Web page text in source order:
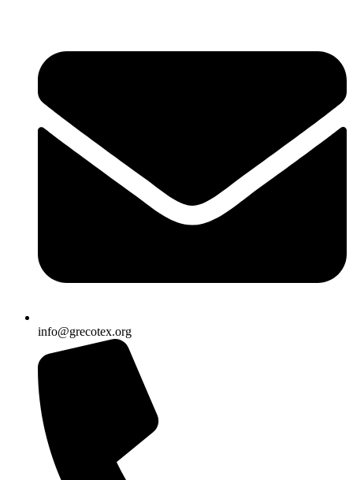
info@grecotex.org